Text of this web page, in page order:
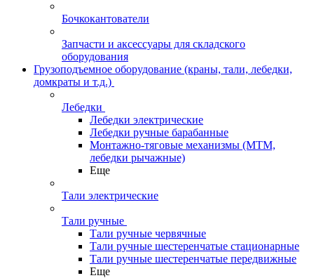
Бочкокантователи
Запчасти и аксессуары для складского
оборудования
Грузоподъемное оборудование (краны, тали, лебедки,
домкраты и т.д.)
Лебедки
Лебедки электрические
Лебедки ручные барабанные
Монтажно-тяговые механизмы (МТМ,
лебедки рычажные)
Еще
Тали электрические
Тали ручные
Тали ручные червячные
Тали ручные шестеренчатые стационарные
Тали ручные шестеренчатые передвижные
Еще